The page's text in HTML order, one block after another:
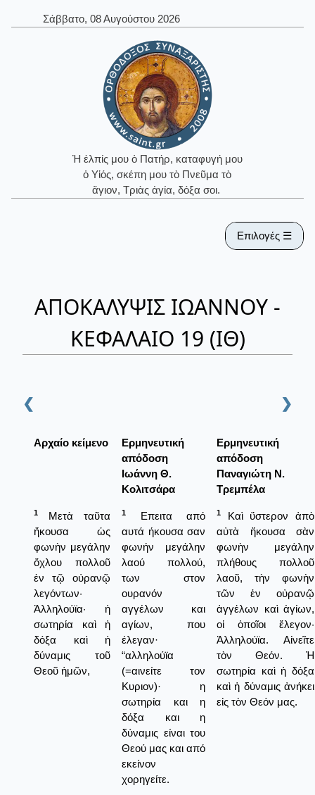
Σάββατο, 08 Αυγούστου 2026
Ἡ ἐλπίς μου ὁ Πατήρ, καταφυγή μου
ὁ Υἱός, σκέπη μου τὸ Πνεῦμα τὸ
ἅγιον, Τριὰς ἁγία, δόξα σοι.
Επιλογές ☰
ΑΠΟΚΑΛΥΨΙΣ ΙΩΑΝΝΟΥ -
ΚΕΦΑΛΑΙΟ 19 (ΙΘ)
❮ ❯
Αρχαίο κείμενο
Ερμηνευτική
απόδοση
Ιωάννη Θ.
Κολιτσάρα
Ερμηνευτική
απόδοση
Παναγιώτη Ν.
Τρεμπέλα
1
Μετὰ ταῦτα
ἤκουσα ὡς
φωνὴν μεγάλην
ὄχλου πολλοῦ
ἐν τῷ οὐρανῷ
λεγόντων·
Ἀλληλούϊα· ἡ
σωτηρία καὶ ἡ
δόξα καὶ ἡ
δύναμις τοῦ
Θεοῦ ἡμῶν,
1
Επειτα από
αυτά ήκουσα σαν
φωνήν μεγάλην
λαού πολλού,
των στον
ουρανόν
αγγέλων και
αγίων, που
έλεγαν·
“αλληλούϊα
(=αινείτε τον
Κυριον)· η
σωτηρία και η
δόξα και η
δύναμις είναι του
Θεού μας και από
εκείνον
χορηγείτε.
1
Καὶ ὕστερον ἀπὸ
αὐτὰ ἤκουσα σὰν
φωνὴν μεγάλην
πλήθους πολλοῦ
λαοῦ, τὴν φωνὴν
τῶν ἐν οὐρανῷ
ἀγγέλων καὶ ἁγίων,
οἱ ὁποῖοι ἔλεγον·
Ἀλληλούϊα. Αἰνεῖτε
τὸν Θεόν. Ἡ
σωτηρία καὶ ἡ δόξα
καὶ ἡ δύναμις ἀνήκει
εἰς τὸν Θεόν μας.